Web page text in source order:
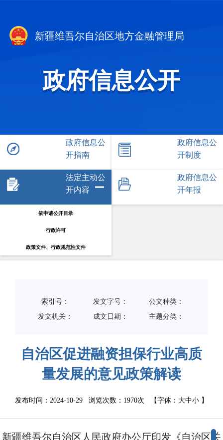
新疆维吾尔自治区地方金融管理局
政府信息公开
政府信息公
开指南
政府信息公
开制度
法定主动公
开内容
依申请公开目录
行政许可
政策文件、行政规范性文件
政府信息公
开年报
索引号： 发文字号：
公文种类：
发文机关：
成文日期： 主题分类：
自治区促进融资担保行业高质
量发展的意见政策解读
发布时间：2024-10-29 浏览次数： 1970次 【字体： 大中小 】
新疆维吾尔自治区人民政府办公厅印发《自治区关